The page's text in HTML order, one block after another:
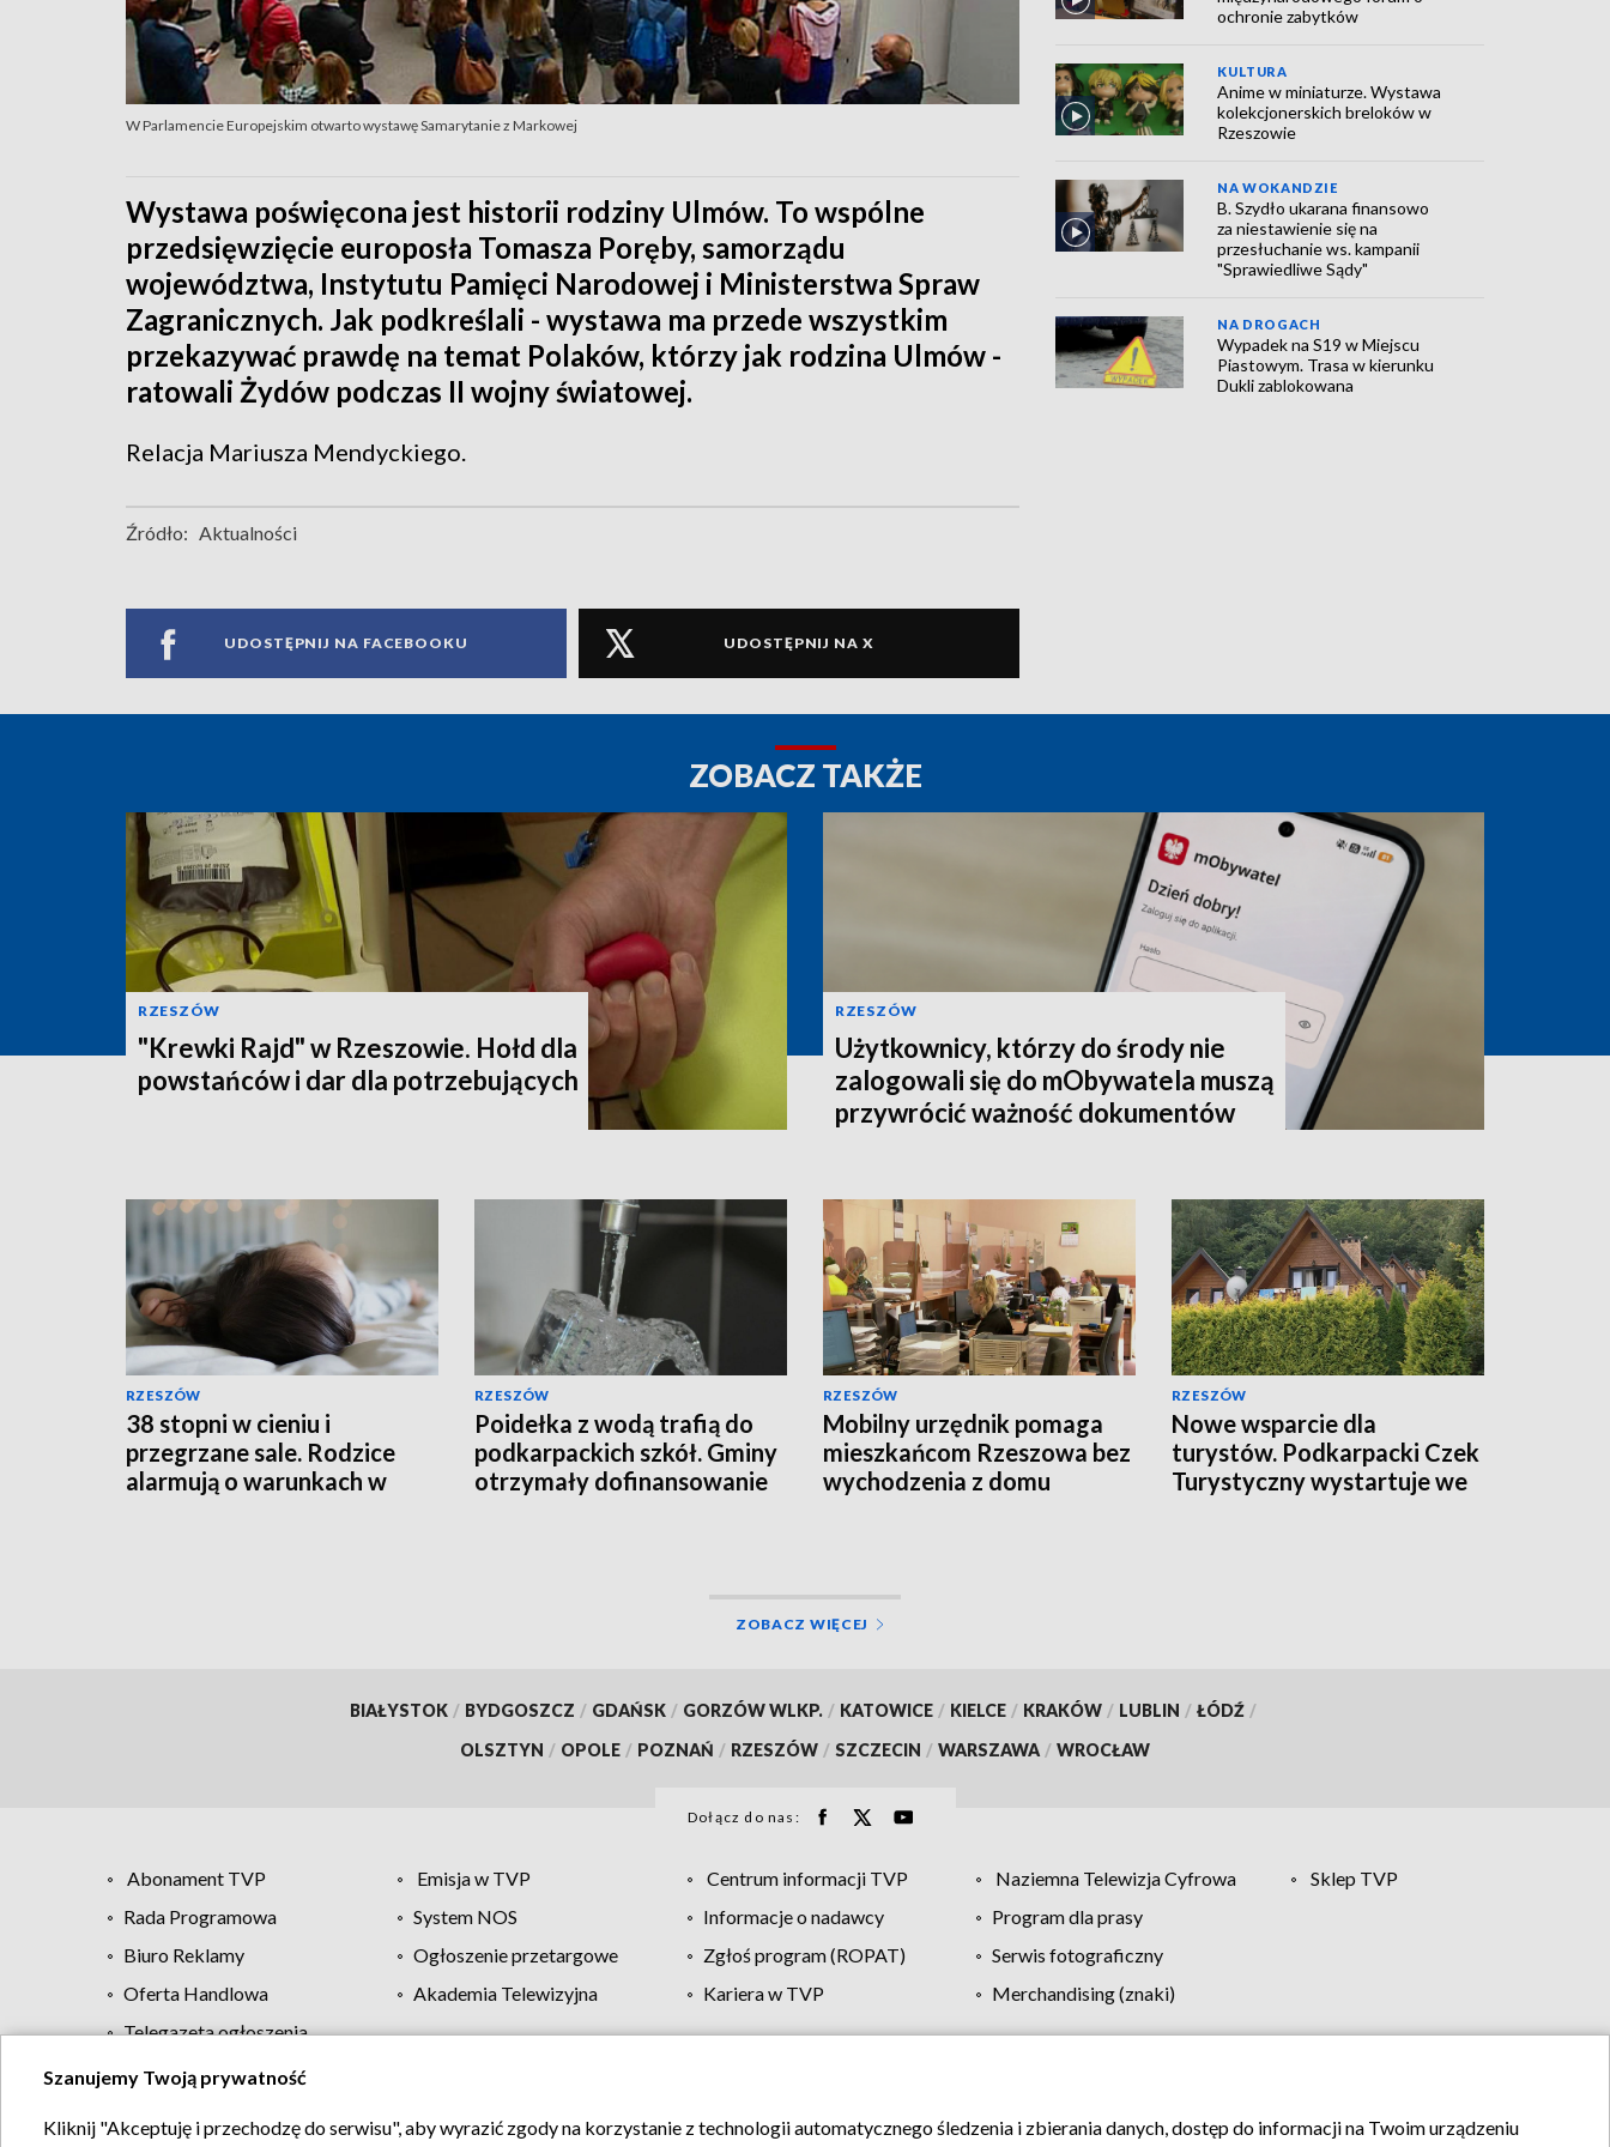
W Parlamencie Europejskim otwarto wystawę Samarytanie z Markowej
Wystawa poświęcona jest historii rodziny Ulmów. To wspólne
przedsięwzięcie europosła Tomasza Poręby, samorządu
województwa, Instytutu Pamięci Narodowej i Ministerstwa Spraw
Zagranicznych. Jak podkreślali - wystawa ma przede wszystkim
przekazywać prawdę na temat Polaków, którzy jak rodzina Ulmów -
ratowali Żydów podczas II wojny światowej.
Relacja Mariusza Mendyckiego.
Źródło: Aktualności
UDOSTĘPNIJ NA FACEBOOKU UDOSTĘPNIJ NA X
ochronie zabytków
KULTURA
Anime w miniaturze. Wystawa
kolekcjonerskich breloków w
Rzeszowie
NA WOKANDZIE
B. Szydło ukarana finansowo
za niestawienie się na
przesłuchanie ws. kampanii
"Sprawiedliwe Sądy"
NA DROGACH
Wypadek na S19 w Miejscu
Piastowym. Trasa w kierunku
Dukli zablokowana
ZOBACZ TAKŻE
RZESZÓW
"Krewki Rajd" w Rzeszowie. Hołd dla
powstańców i dar dla potrzebujących
RZESZÓW
Użytkownicy, którzy do środy nie
zalogowali się do mObywatela muszą
przywrócić ważność dokumentów
RZESZÓW
38 stopni w cieniu i
przegrzane sale. Rodzice
alarmują o warunkach w
RZESZÓW
Poidełka z wodą trafią do
podkarpackich szkół. Gminy
otrzymały dofinansowanie
RZESZÓW
Mobilny urzędnik pomaga
mieszkańcom Rzeszowa bez
wychodzenia z domu
RZESZÓW
Nowe wsparcie dla
turystów. Podkarpacki Czek
Turystyczny wystartuje we
ZOBACZ WIĘCEJ
BIAŁYSTOK / BYDGOSZCZ / GDAŃSK / GORZÓW WLKP. / KATOWICE / KIELCE / KRAKÓW / LUBLIN / ŁÓDŹ /
OLSZTYN / OPOLE / POZNAŃ / RZESZÓW / SZCZECIN / WARSZAWA / WROCŁAW
Dołącz do nas:
Abonament TVP Emisja w TVP Centrum informacji TVP Naziemna Telewizja Cyfrowa
Sklep TVP
Rada Programowa
System NOS Informacje o nadawcy
Program dla prasy
Biuro Reklamy
Ogłoszenie przetargowe Zgłoś program (ROPAT)
Serwis fotograficzny
Oferta Handlowa
Akademia Telewizyjna Kariera w TVP
Merchandising (znaki)
Telegazeta ogłoszenia
Regulamin TVP Polityka prywatności Moje zgody Pomoc Biuro reklamy Kontakt
Szanujemy Twoją prywatność
Kliknij "Akceptuję i przechodzę do serwisu", aby wyrazić zgody na korzystanie z technologii automatycznego śledzenia i zbierania danych, dostęp do informacji na Twoim urządzeniu